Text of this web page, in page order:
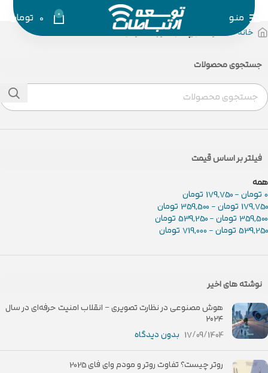
منو 0
0 تومان
خانه محصولات برچسب خورده “موس”
جستجوی محصولات
فیلتر بر اساس قیمت
همه
0 تومان-
179,750 تومان
179,750 تومان-
359,500 تومان
359,500 تومان-
539,250 تومان
539,250 تومان-
719,000 تومان
نوشته های اخیر
هوش مصنوعی در نظارت تصویری – انقلاب امنیت حرفه‌ای در سال
۲۰۲۴
17/09/1404 بدون دیدگاه
روتر چیست؟ تفاوت روتر و مودم وای فای 2025